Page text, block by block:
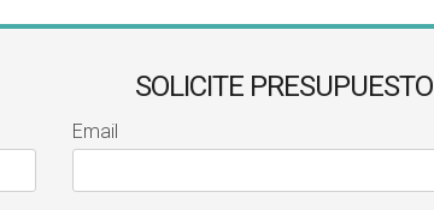
SOLICITE PRESUPUESTO
Email